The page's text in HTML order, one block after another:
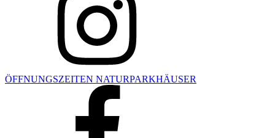
ÖFFNUNGSZEITEN NATURPARKHÄUSER